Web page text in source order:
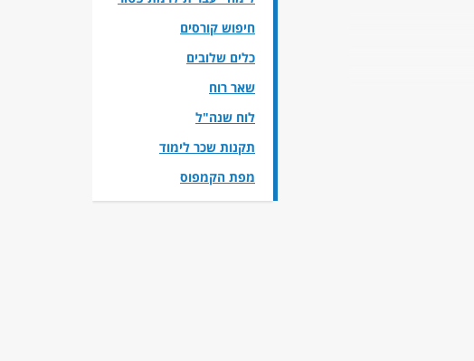
חיפוש קורסים
כלים שלובים
שאר רוח
לוח שנה"ל
תקנות שכר לימוד
מפת הקמפוס